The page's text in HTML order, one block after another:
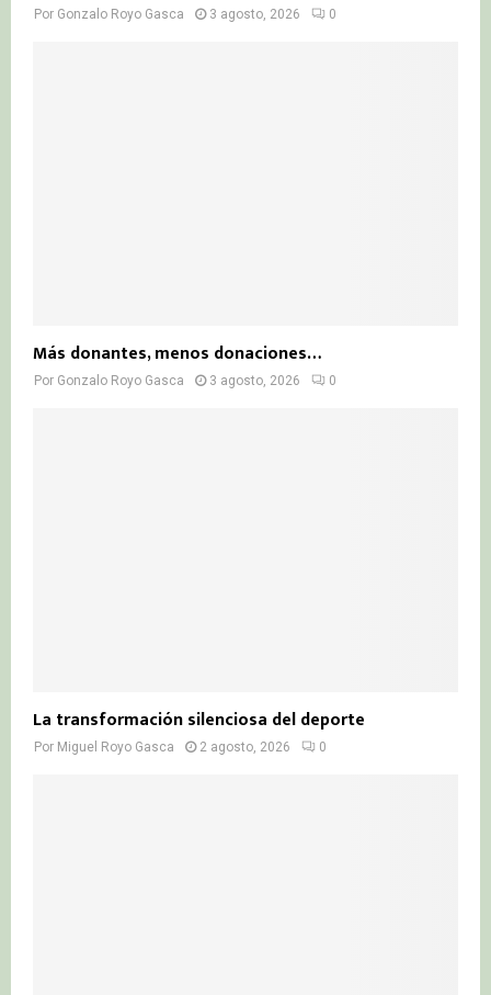
Por Gonzalo Royo Gasca 3 agosto, 2026 0
Más donantes, menos donaciones…
Por Gonzalo Royo Gasca 3 agosto, 2026 0
La transformación silenciosa del deporte
Por Miguel Royo Gasca 2 agosto, 2026 0